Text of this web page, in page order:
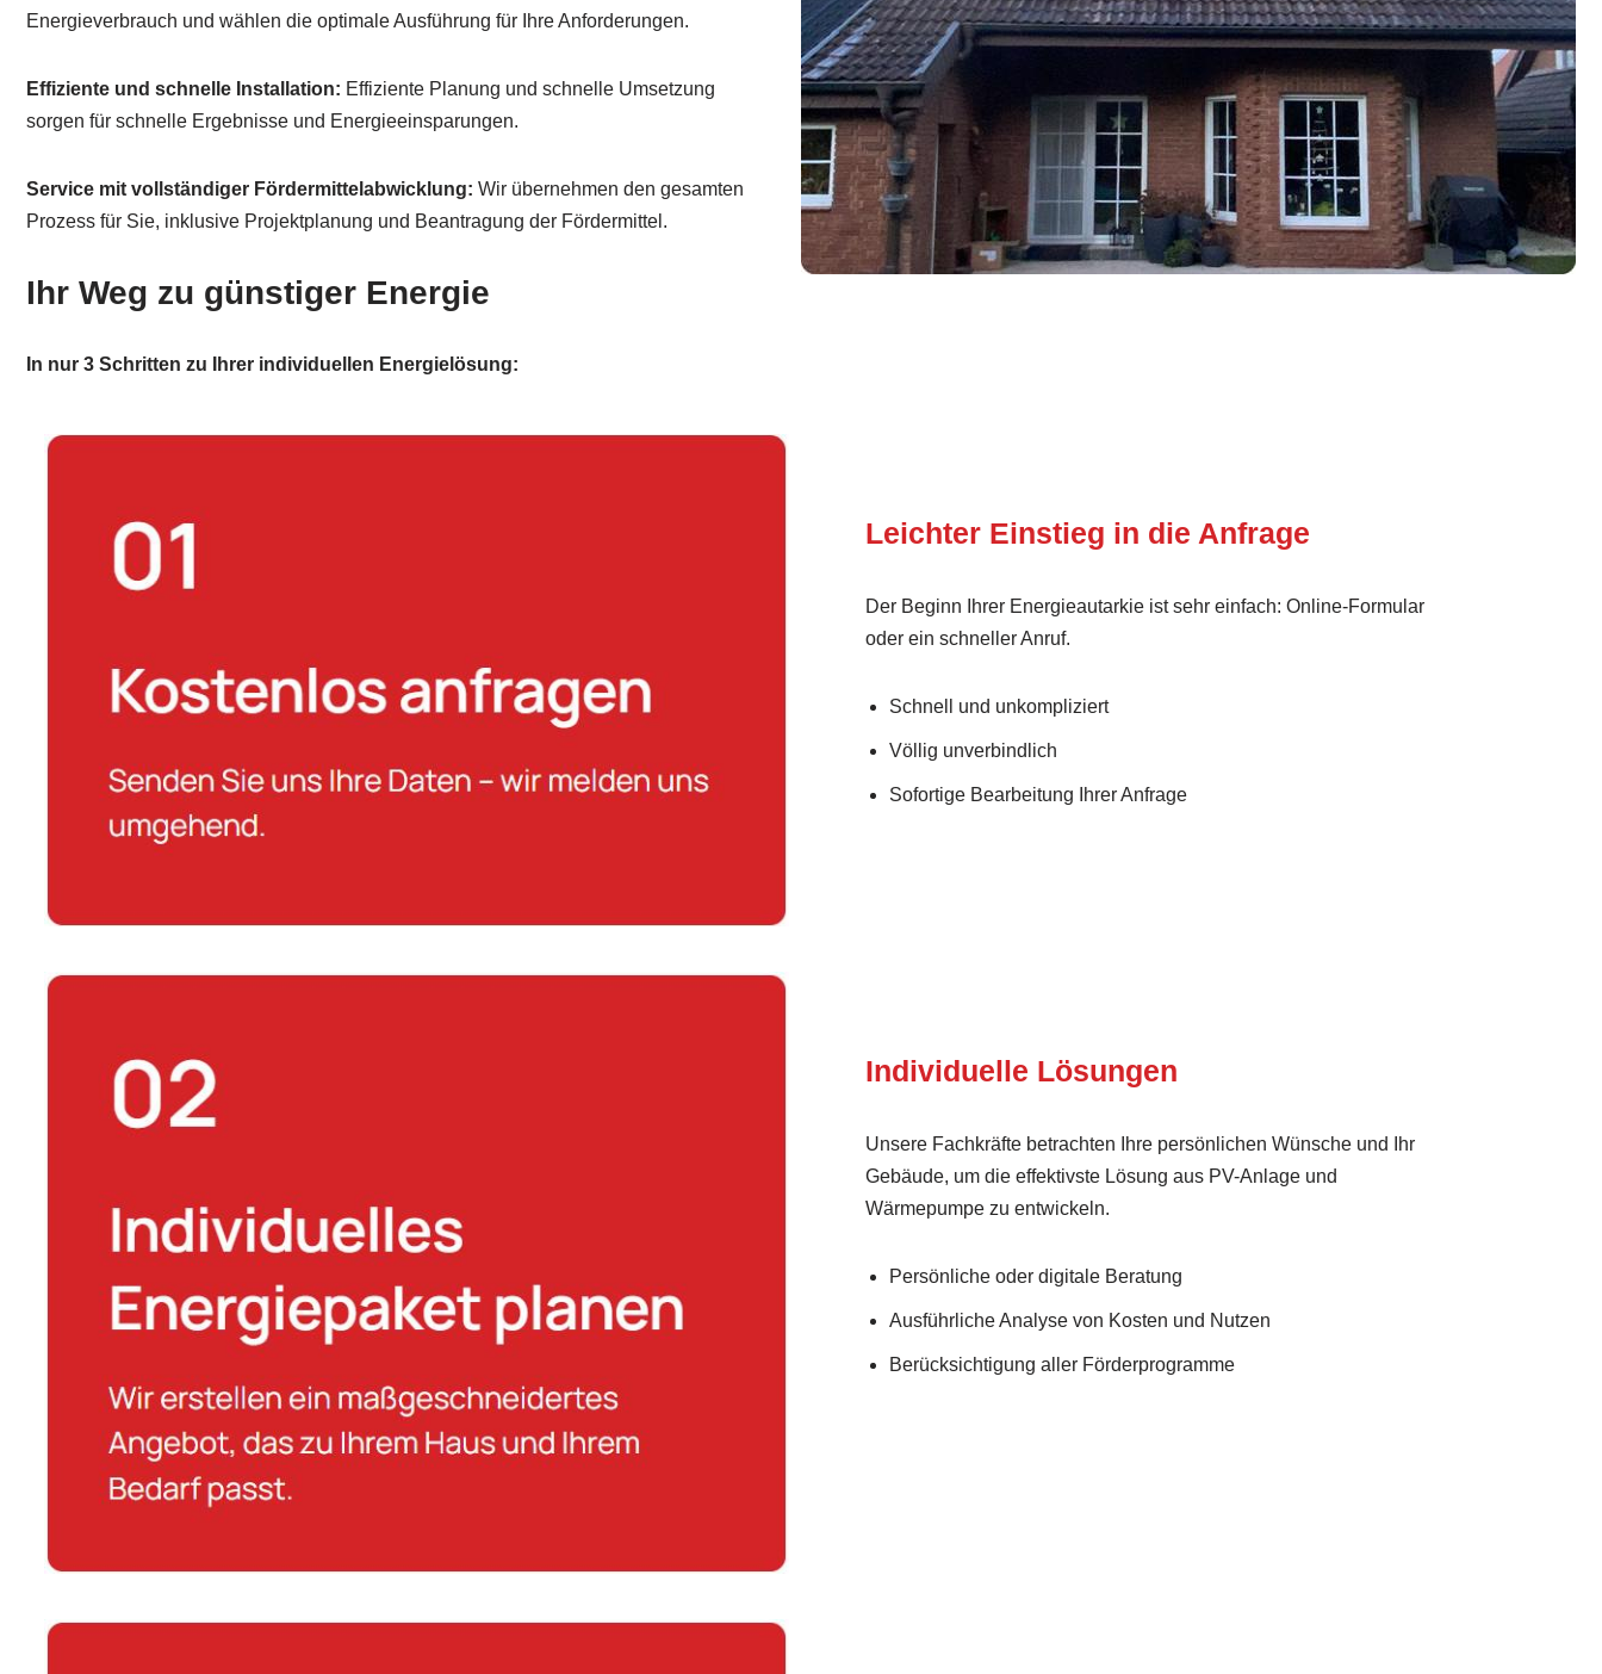
Energieverbrauch und wählen die optimale Ausführung für Ihre Anforderungen.
Effiziente und schnelle Installation: Effiziente Planung und schnelle Umsetzung
sorgen für schnelle Ergebnisse und Energieeinsparungen.
Service mit vollständiger Fördermittelabwicklung: Wir übernehmen den gesamten
Prozess für Sie, inklusive Projektplanung und Beantragung der Fördermittel.
Ihr Weg zu günstiger Energie
In nur 3 Schritten zu Ihrer individuellen Energielösung:
Leichter Einstieg in die Anfrage
Der Beginn Ihrer Energieautarkie ist sehr einfach: Online-Formular
oder ein schneller Anruf.
Schnell und unkompliziert
Völlig unverbindlich
Sofortige Bearbeitung Ihrer Anfrage
Individuelle Lösungen
Unsere Fachkräfte betrachten Ihre persönlichen Wünsche und Ihr
Gebäude, um die effektivste Lösung aus PV-Anlage und
Wärmepumpe zu entwickeln.
Persönliche oder digitale Beratung
Ausführliche Analyse von Kosten und Nutzen
Berücksichtigung aller Förderprogramme